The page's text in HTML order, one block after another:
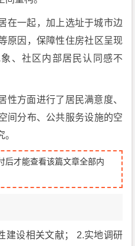
在一起，加上选址于城市边
原因，保障性住房社区呈现
、社区内部居民认同感不
性方面进行了居民满意度、
间分布、公共服务设施的空
后才能查看该篇文章全部内
建设相关文献； 2.实地调研